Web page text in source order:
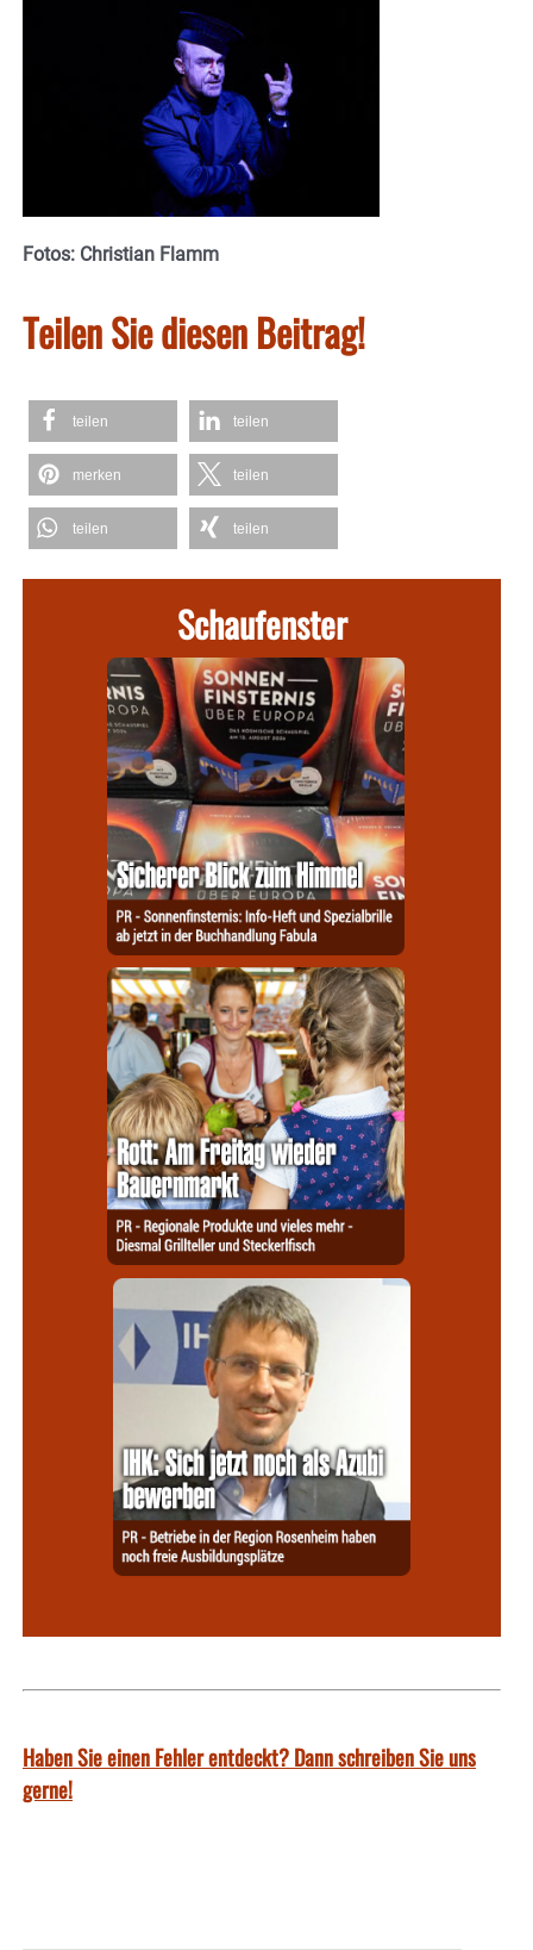
Fotos: Christian Flamm
Teilen Sie diesen Beitrag!
teilen teilen
merken teilen
teilen teilen
Schaufenster
Haben Sie einen Fehler entdeckt? Dann schreiben Sie uns
gerne!